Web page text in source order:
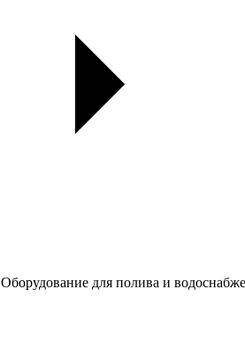
Оборудование для полива и